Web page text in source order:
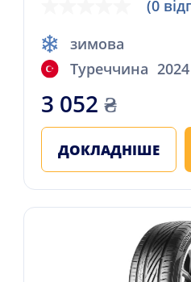
(0
зимова
Туреччина 2024
3 052 ₴
ДОКЛАДНІШЕ